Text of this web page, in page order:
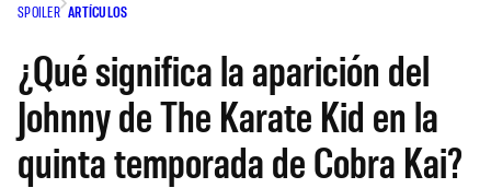
SPOILER ARTÍCULOS
¿Qué significa la aparición del
Johnny de The Karate Kid en la
quinta temporada de Cobra Kai?